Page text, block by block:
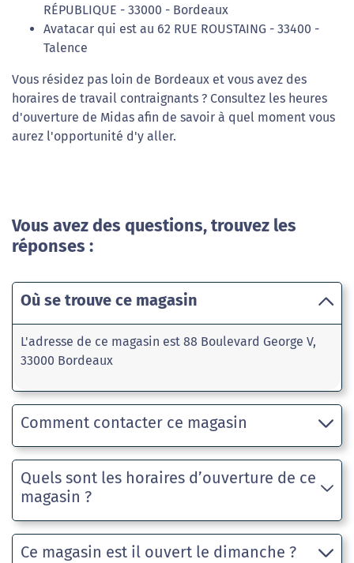
RÉPUBLIQUE - 33000 - Bordeaux
Avatacar qui est au 62 RUE ROUSTAING - 33400 -
Talence
Vous résidez pas loin de Bordeaux et vous avez des
horaires de travail contraignants ? Consultez les heures
d'ouverture de Midas afin de savoir à quel moment vous
aurez l'opportunité d'y aller.
Vous avez des questions, trouvez les
réponses :
Où se trouve ce magasin
L'adresse de ce magasin est 88 Boulevard George V,
33000 Bordeaux
Comment contacter ce magasin
Quels sont les horaires d’ouverture de ce
magasin ?
Ce magasin est il ouvert le dimanche ?